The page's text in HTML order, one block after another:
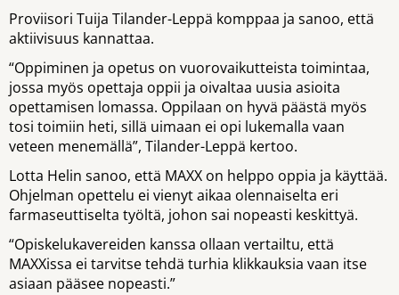
Proviisori Tuija Tilander-Leppä komppaa ja sanoo, että
aktiivisuus kannattaa.
“Oppiminen ja opetus on vuorovaikutteista toimintaa,
jossa myös opettaja oppii ja oivaltaa uusia asioita
opettamisen lomassa. Oppilaan on hyvä päästä myös
tosi toimiin heti, sillä uimaan ei opi lukemalla vaan
veteen menemällä”, Tilander-Leppä kertoo.
Lotta Helin sanoo, että MAXX on helppo oppia ja käyttää.
Ohjelman opettelu ei vienyt aikaa olennaiselta eri
farmaseuttiselta työltä, johon sai nopeasti keskittyä.
“Opiskelukavereiden kanssa ollaan vertailtu, että
MAXXissa ei tarvitse tehdä turhia klikkauksia vaan itse
asiaan pääsee nopeasti.”